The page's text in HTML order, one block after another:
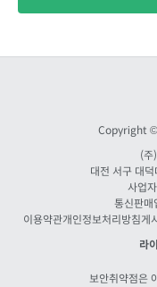
Copyright
(주
대전 서구 대
사업
통신판매
이용약관개인정보처리방침게
라
보안취약점은